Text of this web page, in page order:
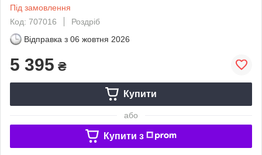
Під замовлення
Код: 707016
Роздріб
Відправка з 06 жовтня 2026
5 395 ₴
Купити
або
Купити з